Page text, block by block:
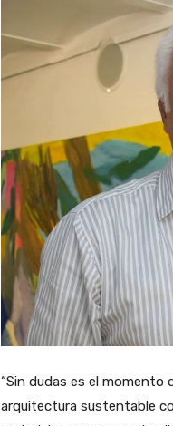
“Sin dudas es el momento
arquitectura sustentable